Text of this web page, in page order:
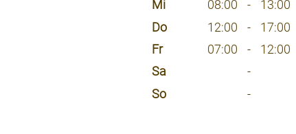
Mi
08:00 - 13:00
Do
12:00 - 17:00
Fr
07:00 - 12:00
Sa
-
So
-